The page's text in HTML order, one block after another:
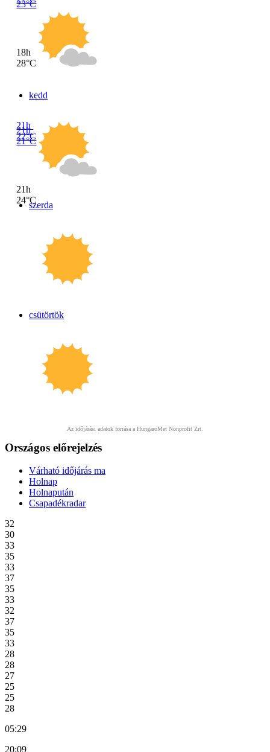
23°C
21h
21°C
21h
22°C
18h
28°C
21h
24°C
kedd
szerda
csütörtök
Az időjárási adatok forrása a HungaroMet Nonprofit Zrt.
Országos előrejelzés
Várható időjárás ma
Holnap
Holnapután
Csapadékradar
32
30
33
35
33
37
35
33
32
37
35
33
28
28
27
25
25
28
05:29
20:09